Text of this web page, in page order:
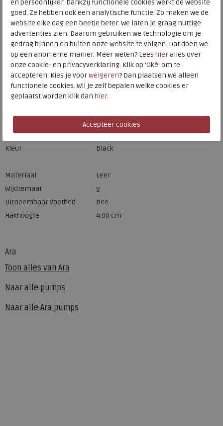
Ara
Toon alles van Ara
Naar alle pumps
Naar alle Ara pumps
Hulp nodig? bel:0229 760 760
Gratis verzending binnen Nederland*
Voor 14:00 uur besteld = dezelfde werkdag verzonden*
Altijd retourneren, binnen 1 werkdag terugbetaald
1216601-17
Bestelcode
250.01.000001
Kleur
Black
Materiaal
Leer
Wijdtemaat
g
Uitneembaar voetbed
nee
Hakhoogte
4.00 cm
en persoonlijker. Dankzij functionele cookies werkt de website
goed. Ze hebben ook een analytische functie. Zo maken we de
website elke dag een beetje beter. We laten je graag nuttige
advertenties zien. Daarom gebruiken we technologie om je
gedrag binnen en buiten onze website te volgen. Dat doen we
op een anonieme manier. Meer weten? Lees hieralles over
onze cookie- en privacyverklaring. Klik op 'Oké' om te
accepteren. Kies je voorweigeren? Dan plaatsen we alleen
functionele cookies. Wil je zelf bepalen welke cookies er
geplaatst worden klik dan hier.